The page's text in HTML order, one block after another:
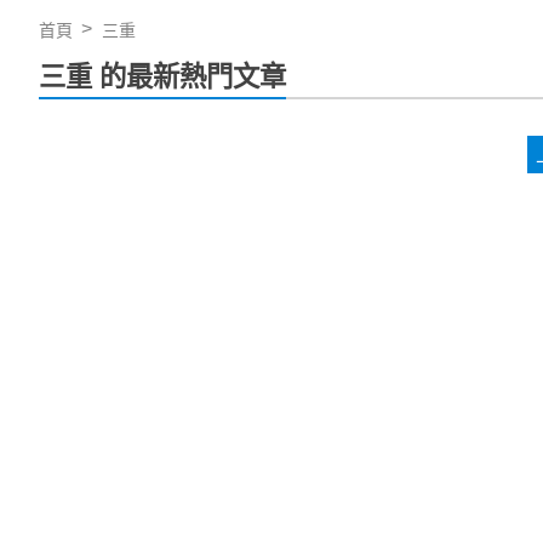
首頁 三重
三重 的最新熱門文章